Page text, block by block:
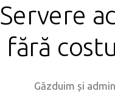
Servere
fără
Găzduim și